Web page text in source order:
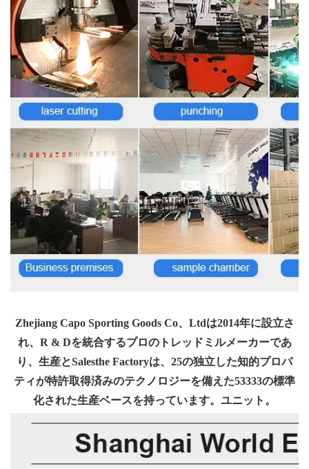
Zhejiang Capo Sporting Goods Co、Ltdは2014年に設立さ
れ、R & Dを統合するプロのトレッドミルメーカーであ
り、生産とSalesthe Factoryは、25の独立した知的プロパ
ティが特許取得済みのテクノロジーを備えた53333の標準